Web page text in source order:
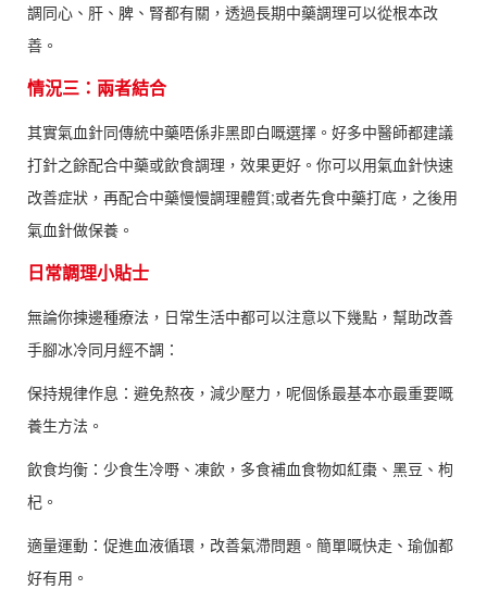
調同心、肝、脾、腎都有關，透過長期中藥調理可以從根本改
善。
情況三：兩者結合
其實氣血針同傳統中藥唔係非黑即白嘅選擇。好多中醫師都建議
打針之餘配合中藥或飲食調理，效果更好。你可以用氣血針快速
改善症狀，再配合中藥慢慢調理體質;或者先食中藥打底，之後用
氣血針做保養。
日常調理小貼士
無論你揀邊種療法，日常生活中都可以注意以下幾點，幫助改善
手腳冰冷同月經不調：
保持規律作息：避免熬夜，減少壓力，呢個係最基本亦最重要嘅
養生方法。
飲食均衡：少食生冷嘢、凍飲，多食補血食物如紅棗、黑豆、枸
杞。
適量運動：促進血液循環，改善氣滯問題。簡單嘅快走、瑜伽都
好有用。